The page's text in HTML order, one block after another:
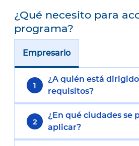
¿Qué necesito para
programa?
Empresario
1
¿A quién está
requisitos?
2
¿En qué ciudades se
aplicar?